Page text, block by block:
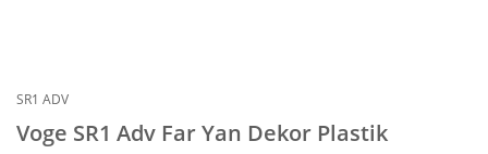
SR1 ADV
Voge SR1 Adv Far Yan Dekor Plastik